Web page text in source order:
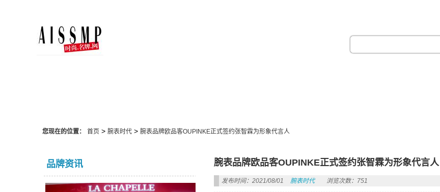
您现在的位置： 首页> 腕表时代> 腕表品牌欧品客OUPINKE正式签约张智霖为形象代言人
品牌资讯 腕表品牌欧品客OUPINKE正式签约张智霖为形象代言人
发布时间：2021/08/01 腕表时代 浏览次数：751